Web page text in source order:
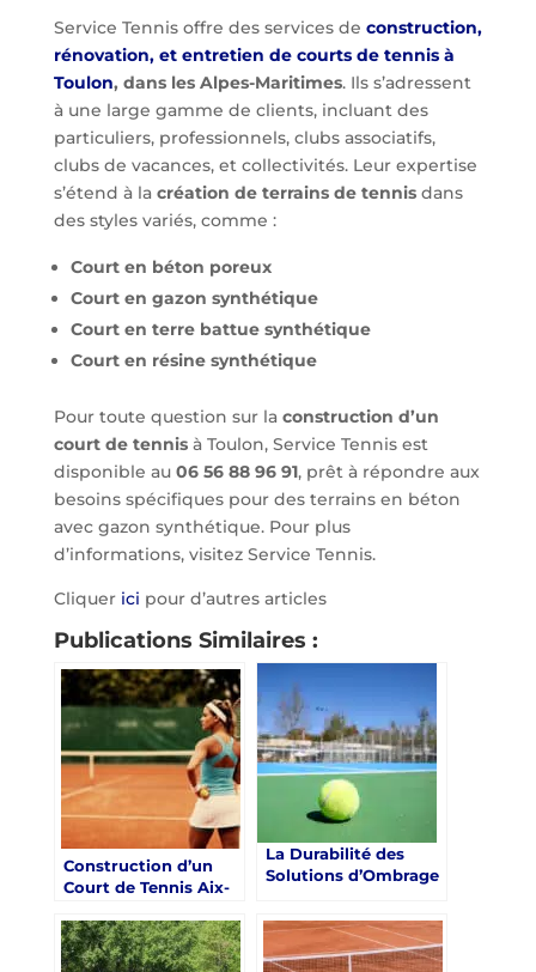
Service Tennis offre des services de construction,
rénovation, et entretien de courts de tennis à
Toulon, dans les Alpes-Maritimes. Ils s’adressent
à une large gamme de clients, incluant des
particuliers, professionnels, clubs associatifs,
clubs de vacances, et collectivités. Leur expertise
s’étend à la création de terrains de tennis dans
des styles variés, comme :
Court en béton poreux
Court en gazon synthétique
Court en terre battue synthétique
Court en résine synthétique
Pour toute question sur la construction d’un
court de tennisà Toulon, Service Tennis est
disponible au 06 56 88 96 91, prêt à répondre aux
besoins spécifiques pour des terrains en béton
avec gazon synthétique. Pour plus
d’informations, visitez Service Tennis.
Cliquer ici pour d’autres articles
Publications Similaires :
Construction d’un
Court de Tennis Aix-
Pourquoi les hôtels à
Aix-en-Provence
La Durabilité des
Solutions d’Ombrage
Tennis Rénovés à
Nice